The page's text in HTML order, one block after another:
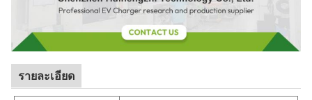
รายละเอียด